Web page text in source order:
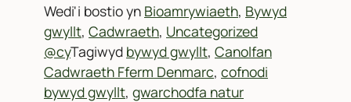
Wedi'i bostio yn Bioamrywiaeth, Bywyd
gwyllt, Cadwraeth, Uncategorized
@cyTagiwyd bywyd gwyllt, Canolfan
Cadwraeth Fferm Denmarc, cofnodi
bywyd gwyllt, gwarchodfa natur